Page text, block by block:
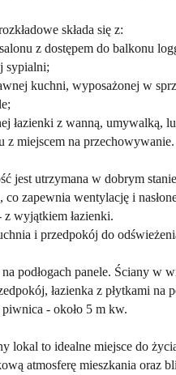
składa się z:
z dostępem do balkonu
sypialni;
kuchni, wyposażonej w
łazienki z wanną, umywalką,
z miejscem na przechowywanie.
jest utrzymana w dobrym
co zapewnia wentylację i
wyjątkiem łazienki.
i przedpokój do
podłogach panele. Ściany w
łazienka z płytkami na
- około 5 m kw.
lokal to idealne miejsce do
atmosferę mieszkania oraz